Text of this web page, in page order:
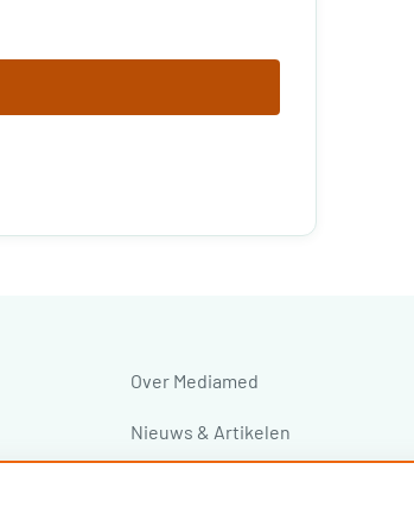
Over Mediamed
Nieuws & Artikelen